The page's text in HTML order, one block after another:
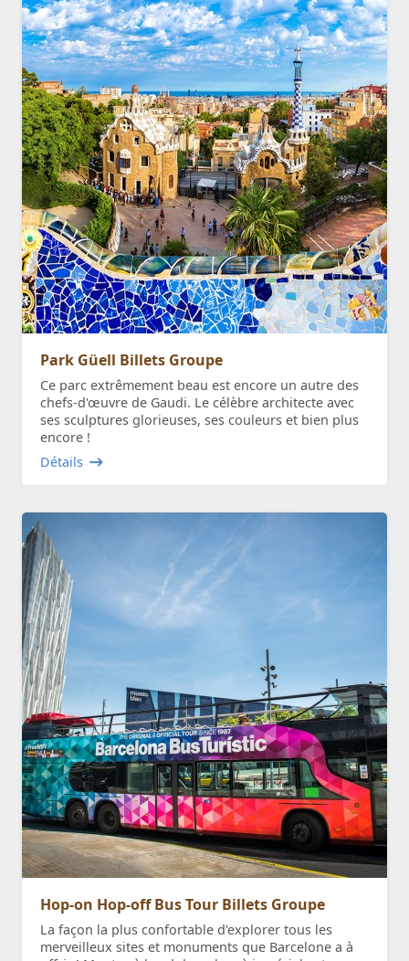
Park Güell Billets Groupe
Ce parc extrêmement beau est encore un autre des
chefs-d'œuvre de Gaudi. Le célèbre architecte avec
ses sculptures glorieuses, ses couleurs et bien plus
encore !
Détails
Hop-on Hop-off Bus Tour Billets Groupe
La façon la plus confortable d'explorer tous les
merveilleux sites et monuments que Barcelone a à